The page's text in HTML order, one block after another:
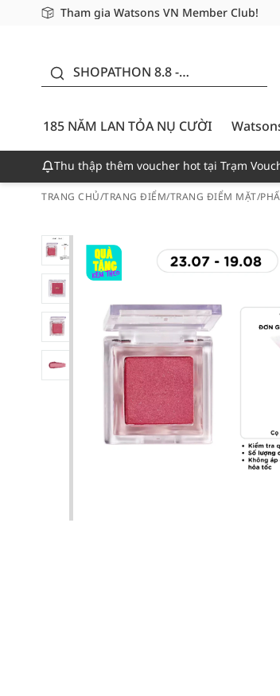
Tham gia Watsons VN Member Club!
Miễn phí giao hàng cho đơn hàng từ
Giao hàng nhanh 24h - Áp dụng khu vực
SHOPATHON 8.8 -
CƯỜI - GIẢM ĐẾN
50%
185 NĂM LAN TỎA NỤ CƯỜI
Thu thập thêm voucher hot tại Trạm
TRANG CHỦ/TRANG ĐIỂM/TRANG ĐIỂM MẶT/